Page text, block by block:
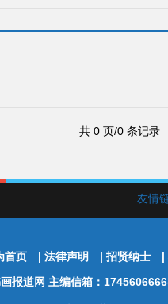
共 0 页/0 条记录
友情
首页 | 法律声明 | 招贤纳士 |
报道网 主编信箱：